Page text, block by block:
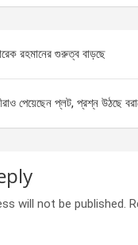
at
A
p
ar
রহমানের গুরুত্ব বাড়ছে
পেয়েছেন প্লট, প্রশ্ন উঠছে
will not be published.